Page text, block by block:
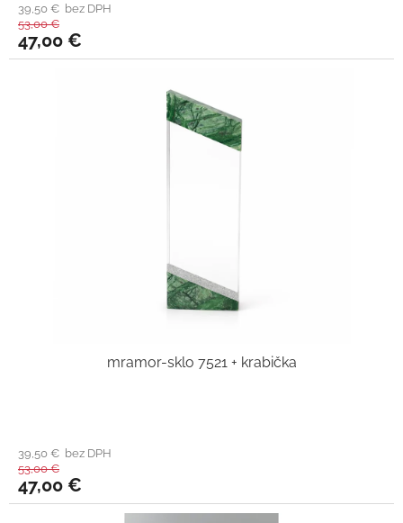
39,50 € bez DPH
53,00 €
47,00 €
mramor-sklo 7521 + krabička
39,50 € bez DPH
53,00 €
47,00 €